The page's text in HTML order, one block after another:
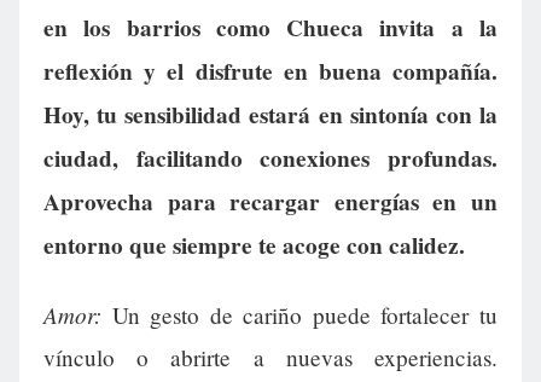
en los barrios como Chueca invita a la
reflexión y el disfrute en buena compañía.
Hoy, tu sensibilidad estará en sintonía con la
ciudad, facilitando conexiones profundas.
Aprovecha para recargar energías en un
entorno que siempre te acoge con calidez.
Amor: Un gesto de cariño puede fortalecer tu
vínculo o abrirte a nuevas experiencias.